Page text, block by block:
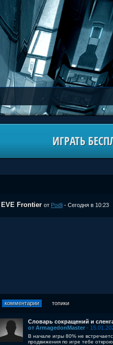
ИГРАТЬ
EVE Frontier от Podli - Сегодня в 10:23
комментарии топики
Словарь сокращений и
от ArmagedonMaster -
В начале игры 80% не
продвижения по игре тебе